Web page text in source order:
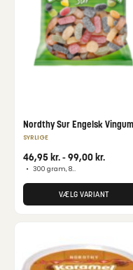
Nordthy Sur Engelsk
SYRLIGE
46,95kr.-99,00kr.
• 300 gram, 800 gram
VÆLG VARIANT